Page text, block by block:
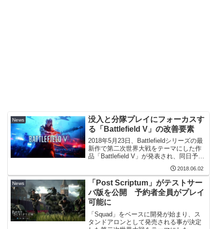
News
没入と分隊プレイにフォーカスす
る「Battlefield V」の改善要素
2018年5月23日、Battlefieldシリーズの最
新作で第二次世界大戦をテーマにした作
品「Battlefield V」が発表され、同日予告
編動画が公開された。 公式サイトで
は、ゲームプレイを改善するための追加
要素を紹介する記事が公開さ...
2018.06.02
News
「Post Scriptum」がテストサー
バ版を公開 予約者全員がプレイ
可能に
「Squad」をベースに開発が始まり、ス
タンドアロンとして発売される事が決定